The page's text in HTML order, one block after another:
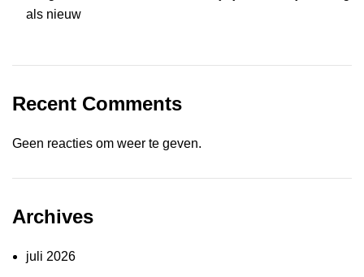
als nieuw
Recent Comments
Geen reacties om weer te geven.
Archives
juli 2026